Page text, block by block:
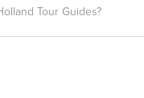
Tour Guides?